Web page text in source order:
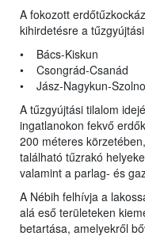
A fokozott
kihirdetésre a
• Bács-Kiskun
• Csongrád-Csanád
• Jász-Nagykun-
A tűzgyújtási tilalom
ingatlanokon fekvő
200 méteres
található tűzrakó
valamint a parlag- és
A Nébih felhívja a
alá eső területeken
betartása, amelyekről